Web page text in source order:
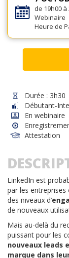
de 19h00 à
Webinaire
Heure de
Durée : 3h30
Débutant-
En webinaire
Attestation
LinkedIn est
par les
des niveaux d’
de nouveaux
Mais au-delà du
puissant pour les
nouveaux leads
marque dans